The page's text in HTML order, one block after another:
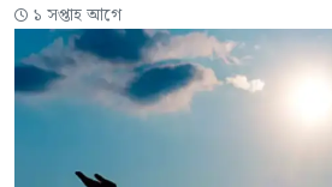
১ সপ্তাহ আগে